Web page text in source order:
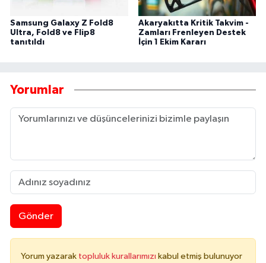
Samsung Galaxy Z Fold8
Ultra, Fold8 ve Flip8
tanıtıldı
Akaryakıtta Kritik Takvim -
Zamları Frenleyen Destek
İçin 1 Ekim Kararı
Yorumlar
Gönder
Yorum yazarak topluluk kurallarımızı kabul etmiş bulunuyor